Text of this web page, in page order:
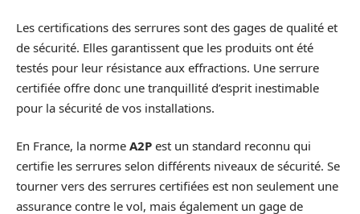
Les certifications des serrures sont des gages de qualité et
de sécurité. Elles garantissent que les produits ont été
testés pour leur résistance aux effractions. Une serrure
certifiée offre donc une tranquillité d’esprit inestimable
pour la sécurité de vos installations.
En France, la norme A2P est un standard reconnu qui
certifie les serrures selon différents niveaux de sécurité. Se
tourner vers des serrures certifiées est non seulement une
assurance contre le vol, mais également un gage de